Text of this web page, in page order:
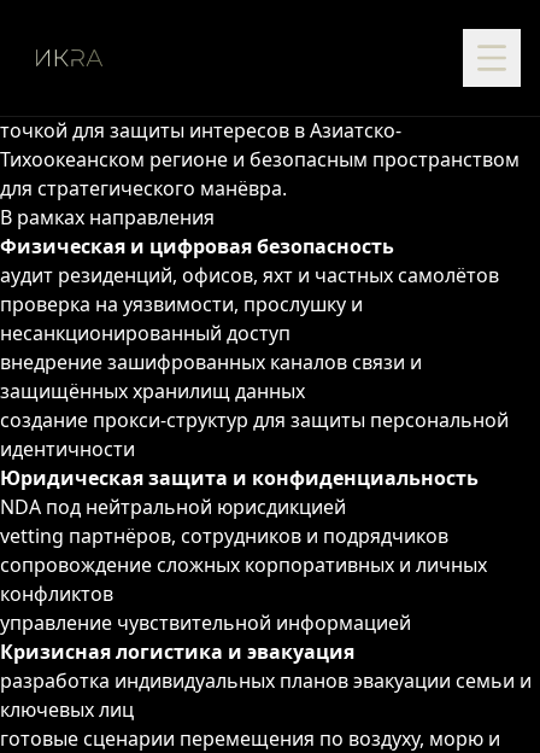
управляемую инфраструктуру, которая работает до
того, как возникает реальная угроза.
точкой для защиты интересов в Азиатско-
Тихоокеанском регионе и безопасным пространством
для стратегического манёвра.
В рамках направления
Физическая и цифровая безопасность
аудит резиденций, офисов, яхт и частных самолётов
проверка на уязвимости, прослушку и
несанкционированный доступ
внедрение зашифрованных каналов связи и
защищённых хранилищ данных
создание прокси-структур для защиты персональной
идентичности
Юридическая защита и конфиденциальность
NDA под нейтральной юрисдикцией
vetting партнёров, сотрудников и подрядчиков
сопровождение сложных корпоративных и личных
конфликтов
управление чувствительной информацией
Кризисная логистика и эвакуация
разработка индивидуальных планов эвакуации семьи и
ключевых лиц
готовые сценарии перемещения по воздуху, морю и